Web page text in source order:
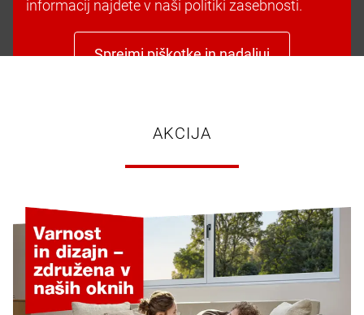
informacij najdete v naši politiki zasebnosti.
Sprejmi piškotke in nadaljuj
AKCIJA